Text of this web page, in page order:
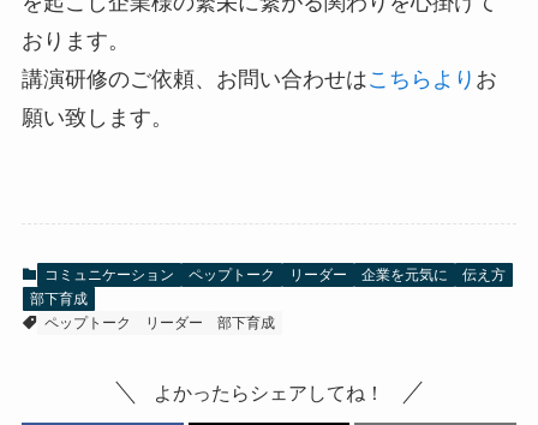
おります。
講演研修のご依頼、お問い合わせはこちらより お
願い致します。
コミュニケーション ペップトーク リーダー 企業を元気に
伝え方
部下育成
ペップトーク
リーダー 部下育成
よかったらシェアしてね！